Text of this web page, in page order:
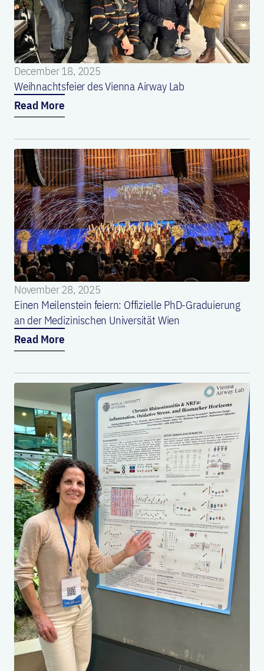
December 18, 2025
Weihnachtsfeier des Vienna Airway Lab
Read More
November 28, 2025
Einen Meilenstein feiern: Offizielle PhD-Graduierung
an der Medizinischen Universität Wien
Read More